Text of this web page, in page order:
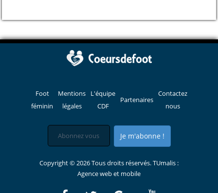
Foot
féminin
Mentions
légales
L'équipe
CDF
Partenaires
Contactez
nous
Je m'abonne !
Copyright © 2026 Tous droits réservés. TUmalis :
Agence web et mobile